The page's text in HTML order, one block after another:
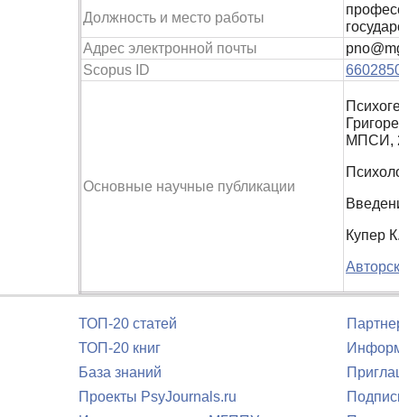
Должность и место работы
Адрес электронной почты
Scopus ID
Основные научные публикации
МПСИ,
Купер
ТОП-20 статей
ТОП-20 книг
База знаний
Проекты PsyJournals.ru